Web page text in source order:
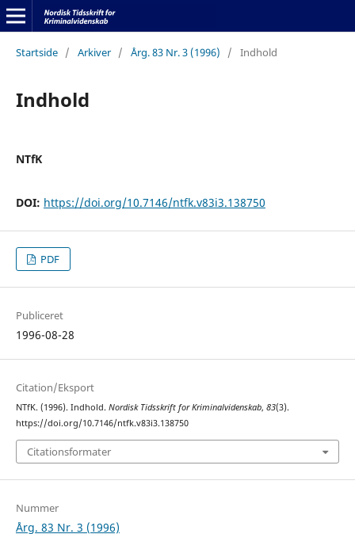
Startside / Arkiver / Årg. 83 Nr. 3 (1996) / Indhold
Indhold
NTfK
DOI: https://doi.org/10.7146/ntfk.v83i3.138750
PDF
Publiceret
1996-08-28
Citation/Eksport
NTfK. (1996). Indhold. Nordisk Tidsskrift for Kriminalvidenskab, 83(3).
https://doi.org/10.7146/ntfk.v83i3.138750
Citationsformater
Nummer
Årg. 83 Nr. 3 (1996)